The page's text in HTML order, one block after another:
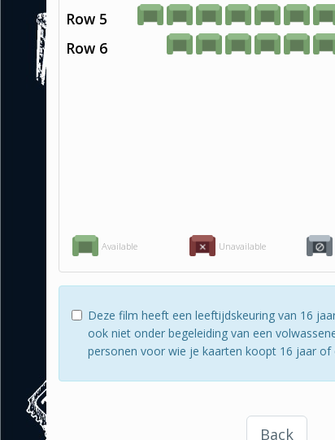
Available Unavailable
Row 5
Row 6
Deze film heeft een leeftijdskeuring van 16
ook niet onder begeleiding van een
personen voor wie je kaarten koopt 16 jaar
Back